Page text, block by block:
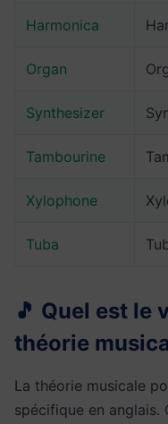
Harmonica
Organ
Synthesizer
Tambourine
Xylophone
Tuba
🎵 Quel est le
théorie
La théorie musicale
spécifique en anglais.